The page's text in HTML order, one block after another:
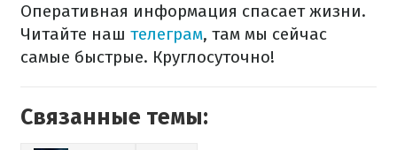
Оперативная информация спасает жизни.
Читайте наш телеграм, там мы сейчас
самые быстрые. Круглосуточно!
Связанные темы: